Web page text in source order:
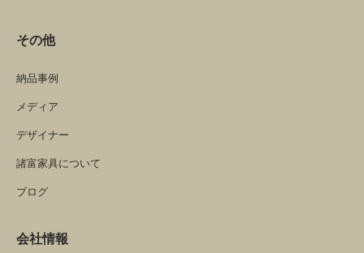
その他
納品事例
メディア
デザイナー
諸富家具について
ブログ
会社情報